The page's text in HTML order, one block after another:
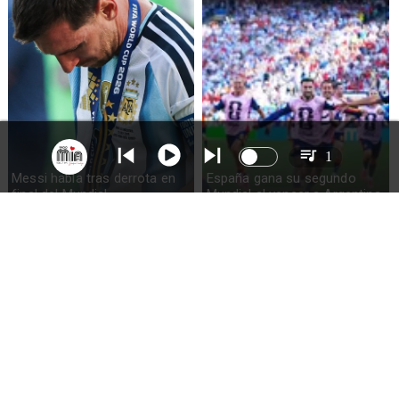
Messi habla tras derrota en
final del Mundial
España gana su segundo
Mundial al vencer a Argentina
1